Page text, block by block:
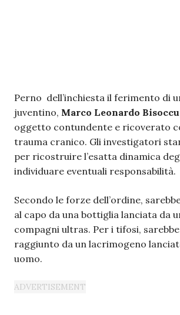
Perno dell’inchiesta il ferimento di
juventino, Marco Leonardo Bisoccu
oggetto contundente e ricoverato
trauma cranico. Gli investigatori
per ricostruire l’esatta dinamica
individuare eventuali responsabilità.
Secondo le forze dell’ordine,
al capo da una bottiglia lanciata da
compagni ultras. Per i tifosi,
raggiunto da un lacrimogeno
uomo.